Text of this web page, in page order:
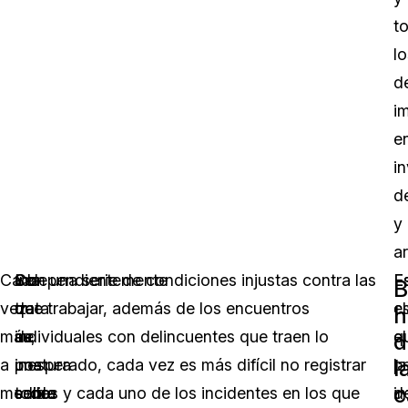
y
Cada
vez
más,
a
medida
Independientemente
de
su
postura
sobre
Se
trata
de
una
serie
Con una serie de condiciones injustas contra las
que trabajar, además de los encuentros
individuales con delincuentes que traen lo
inesperado, cada vez es más difícil no registrar
todos y cada uno de los incidentes en los que
el
la